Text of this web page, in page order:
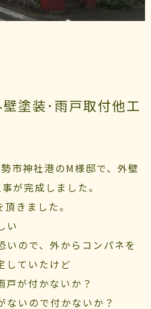
塗装･雨戸取付他工
市神社港のM様邸で、外壁
が完成しました。
きました。
い
ので、外からコンパネを
していたけど
が付かないか？
いので付かないか？